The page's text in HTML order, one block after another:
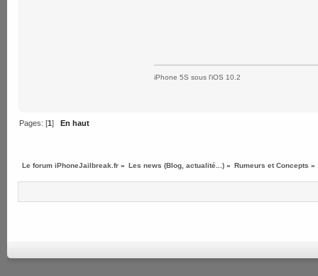
iPhone 5S sous l'iOS 10.2
Pages: [1] En haut
Le forum iPhoneJailbreak.fr » Les news (Blog, actualité...) » Rumeurs et Concepts »